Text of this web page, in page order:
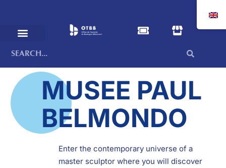
MUSEE PAUL
BELMONDO
Enter the contemporary universe of a
master sculptor where you will discover